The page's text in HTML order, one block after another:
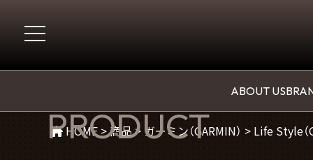
ABOUT US
PRODUCT
HOME>商品> ガーミン（GARMIN） > Life Style（